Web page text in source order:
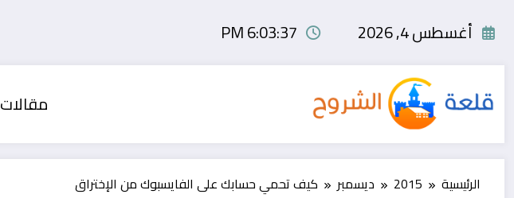
أغسطس 4, 2026 6:03:37 PM
مقالات
الرئيسية 2015 ديسمبر كيف تحمي حسابك على الفايسبوك من الإختراق